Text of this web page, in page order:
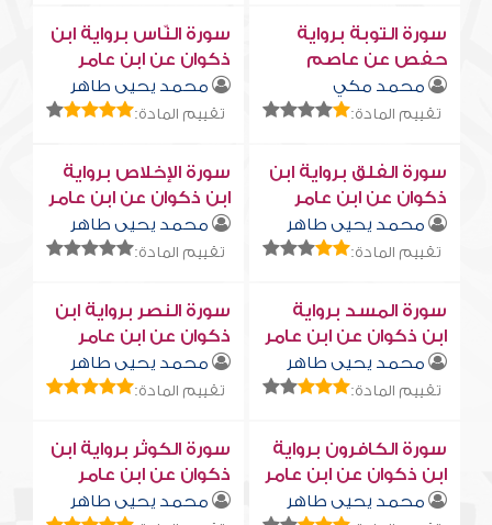
سورة التوبة برواية
حفص عن عاصم
محمد مكي
تقييم المادة:
سورة النّاس برواية ابن
ذكوان عن ابن عامر
محمد يحيى طاهر
تقييم المادة:
سورة الفلق برواية ابن
ذكوان عن ابن عامر
محمد يحيى طاهر
تقييم المادة:
سورة الإخلاص برواية
ابن ذكوان عن ابن عامر
محمد يحيى طاهر
تقييم المادة:
سورة المسد برواية
ابن ذكوان عن ابن عامر
محمد يحيى طاهر
تقييم المادة:
سورة النصر برواية ابن
ذكوان عن ابن عامر
محمد يحيى طاهر
تقييم المادة:
سورة الكافرون برواية
ابن ذكوان عن ابن عامر
محمد يحيى طاهر
سورة الكوثر برواية ابن
ذكوان عن ابن عامر
محمد يحيى طاهر